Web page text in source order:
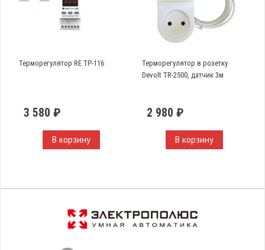
Терморегулятор RE ТР-116
3 580 ₽
В корзину
Терморегулятор в розетку
Devolt TR-2500, датчик 3м
2 980 ₽
В корзину